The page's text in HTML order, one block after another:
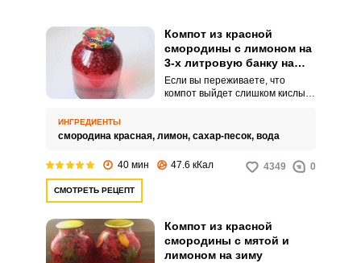
Компот из красной
смородины с лимоном на
3-х литровую банку на
зиму
Если вы переживаете, что
компот выйдет слишком кислым,
вы заметите сразу.
ИНГРЕДИЕНТЫ
смородина красная, лимон, сахар-песок, вода
40 мин 47.6 кКал 4349 0
СМОТРЕТЬ РЕЦЕПТ
Компот из красной
смородины с мятой и
лимоном на зиму